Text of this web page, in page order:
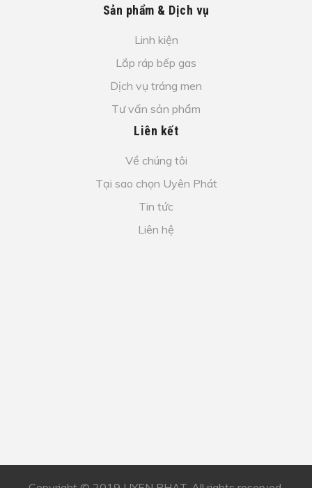
Sản phẩm & Dịch vụ
Linh kiện
Lắp ráp bếp gas
Dịch vụ tráng men
Tư vấn sản phẩm
Liên kết
Về chúng tôi
Tại sao chọn Uyên Phát
Tin tức
Liên hệ